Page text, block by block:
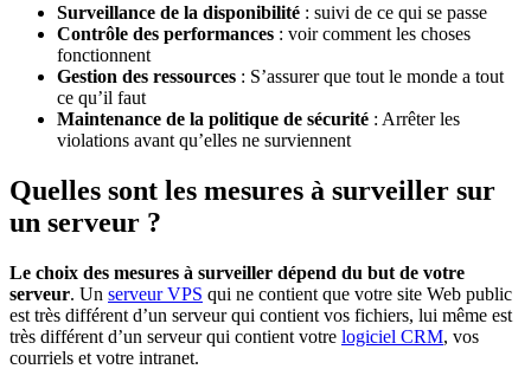
Surveillance de la disponibilité : suivi de ce qui se passe
Contrôle des performances : voir comment les choses
fonctionnent
Gestion des ressources : S’assurer que tout le monde a tout
ce qu’il faut
Maintenance de la politique de sécurité : Arrêter les
violations avant qu’elles ne surviennent
Quelles sont les mesures à surveiller sur
un serveur ?
Le choix des mesures à surveiller dépend du but de votre
serveur. Un serveur VPS qui ne contient que votre site Web public
est très différent d’un serveur qui contient vos fichiers, lui même est
très différent d’un serveur qui contient votre logiciel CRM, vos
courriels et votre intranet.